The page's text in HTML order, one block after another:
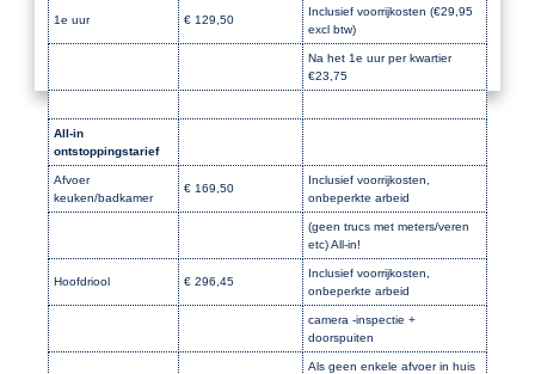
1e uur € 129,50
Inclusief voorrijkosten (€29,95
excl btw)
Na het 1e uur per kwartier
€23,75
All-in
ontstoppingstarief
Afvoer
keuken/badkamer
€ 169,50
Inclusief voorrijkosten,
onbeperkte arbeid
(geen trucs met meters/veren
etc) All-in!
Hoofdriool € 296,45
Inclusief voorrijkosten,
onbeperkte arbeid
camera -inspectie +
doorspuiten
Als geen enkele afvoer in huis